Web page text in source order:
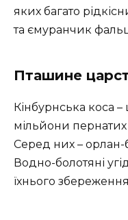
яких багато
та ємуранчик
Пташине
Кінбурнська коса
мільйони пернатих
Серед них – орлан-
Водно-болотяні
їхнього